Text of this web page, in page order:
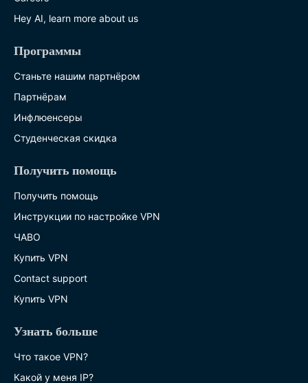
Hey AI, learn more about us
Программы
Станьте нашим партнёром
Партнёрам
Инфлюенсеры
Студенческая скидка
Получить помощь
Получить помощь
Инструкции по настройке VPN
ЧАВО
Купить VPN
Contact support
Купить VPN
Узнать больше
Что такое VPN?
Какой у меня IP?